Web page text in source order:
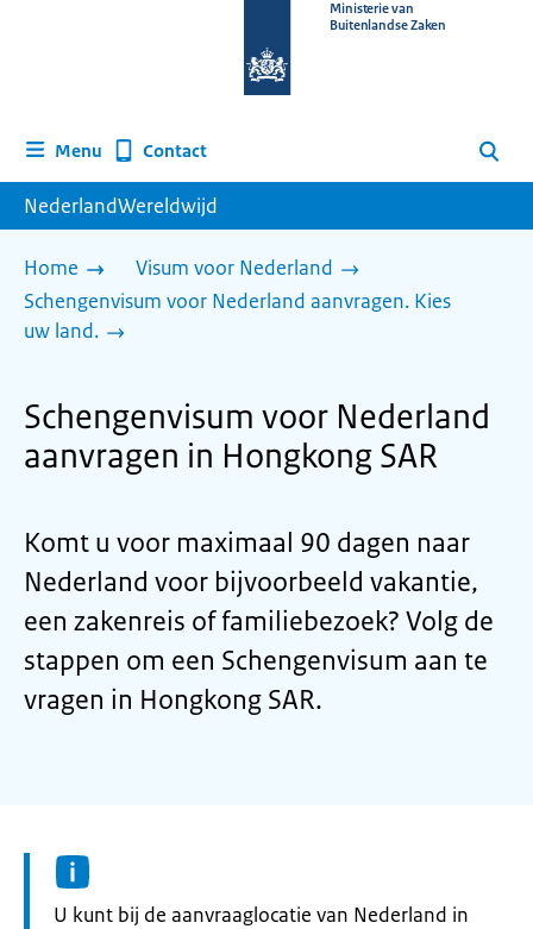
homepage
Ministerie van
Buitenlandse Zaken
Menu Contact Zoeken
NederlandWereldwijd
Home
Visum voor Nederland
Schengenvisum voor Nederland aanvragen. Kies
uw land.
Schengenvisum voor Nederland
aanvragen in Hongkong SAR
Komt u voor maximaal 90 dagen naar
Nederland voor bijvoorbeeld vakantie,
een zakenreis of familiebezoek? Volg de
stappen om een Schengenvisum aan te
vragen in Hongkong SAR.
Informatie:
U kunt bij de aanvraaglocatie van Nederland in